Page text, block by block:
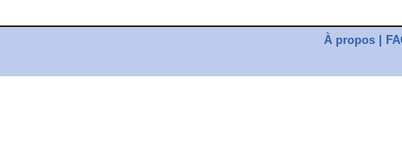
À propos